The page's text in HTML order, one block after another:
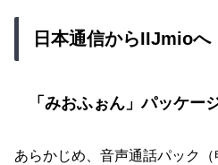
日本通信からIIJmioへ
「みおふぉん」パッケー
あらかじめ、音声通話パック